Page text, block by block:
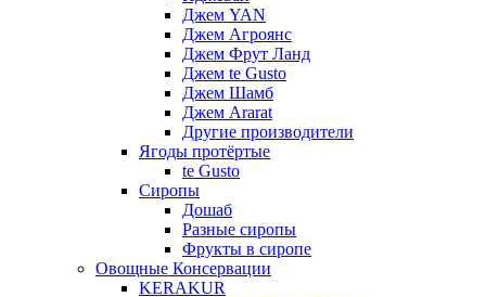
Джем YAN
Джем Агроянс
Джем Фрут Ланд
Джем te Gusto
Джем Шамб
Джем Ararat
Другие производители
Ягоды протёртые
te Gusto
Сиропы
Дошаб
Разные сиропы
Фрукты в сиропе
Овощные Консервации
KERAKUR